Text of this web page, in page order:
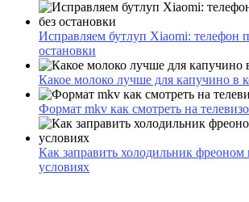
Исправляем бутлуп Xiaomi: телефон
остановки
Какое молоко лучше для капучино в
Формат mkv как смотреть на
Как заправить холодильник
условиях